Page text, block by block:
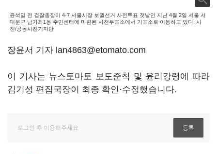
윤석열 전 검찰총장이 4·7 서울시장 보궐선거 사전투표 첫날인 지난 4월 2일 서울 서
대문구 남가좌1동 주민센터에 마련된 사전투표소에서 기표소로 이동하고 있다. 사
진/공동사진기자단
장윤서 기자 lan4863@etomato.com
이 기사는 뉴스토마토 보도준칙 및 윤리강령에 따라
김기성 편집국장이 최종 확인·수정했습니다.